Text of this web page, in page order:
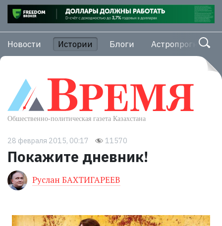
Новости Истории Блоги Астропрогноз
28 февраля 2015, 00:17 11570
Покажите дневник!
Руслан БАХТИГАРЕЕВ